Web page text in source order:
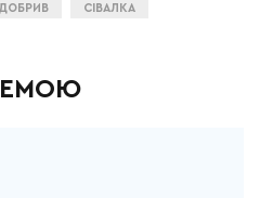
ДОБРИВ СІВАЛКА